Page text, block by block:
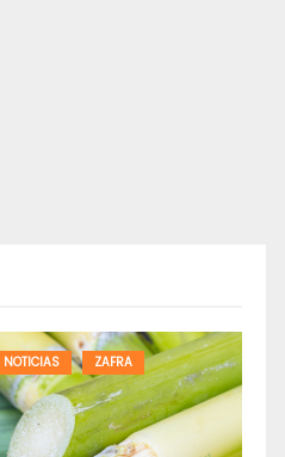
NOTICIAS ZAFRA